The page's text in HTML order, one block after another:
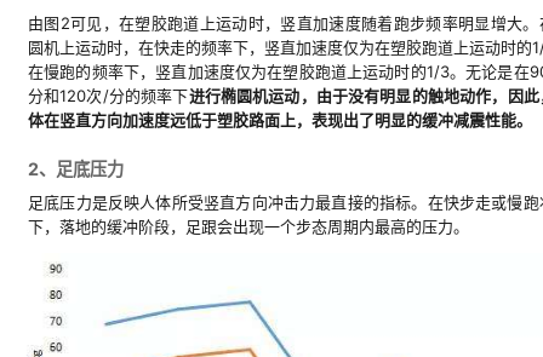
由图2可见，在塑胶跑道上运动时，竖直加速度随着跑步频率明显增大。
圆机上运动时，在快走的频率下，竖直加速度仅为在塑胶跑道上运动时的
在慢跑的频率下，竖直加速度仅为在塑胶跑道上运动时的1/3。无论是在
分和120次/分的频率下进行椭圆机运动，由于没有明显的触地动作，因此
体在竖直方向加速度远低于塑胶路面上，表现出了明显的缓冲减震性能。
2、足底压力
足底压力是反映人体所受竖直方向冲击力最直接的指标。在快步走或慢跑
下，落地的缓冲阶段，足跟会出现一个步态周期内最高的压力。